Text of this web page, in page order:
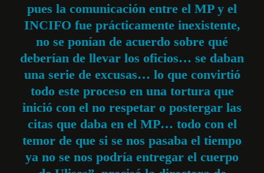
pues la comunicación entre el MP y el
INCIFO fue prácticamente inexistente,
no se ponían de acuerdo sobre qué
deberían de llevar los oficios… se daban
una serie de excusas… lo que convirtió
todo este proceso en una tortura que
inició con el no respetar o postergar las
citas que daba en el MP… todo con el
temor de que si se nos pasaba el tiempo
ya no se nos podría entregar el cuerpo